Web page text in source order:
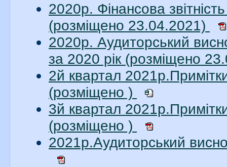
2020р. Фінансова
(розміщено 23.04.2021)
2020р. Аудиторський
за 2020 рік (розміщено
2й квартал
(розміщено )
3й квартал
(розміщено )
2021р.Аудиторський